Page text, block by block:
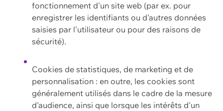
fonctionnement d'un site web (par ex. pour
enregistrer les identifiants ou d'autres données
saisies par l'utilisateur ou pour des raisons de
sécurité).
Cookies de statistiques, de marketing et de
personnalisation : en outre, les cookies sont
généralement utilisés dans le cadre de la mesure
d'audience, ainsi que lorsque les intérêts d'un